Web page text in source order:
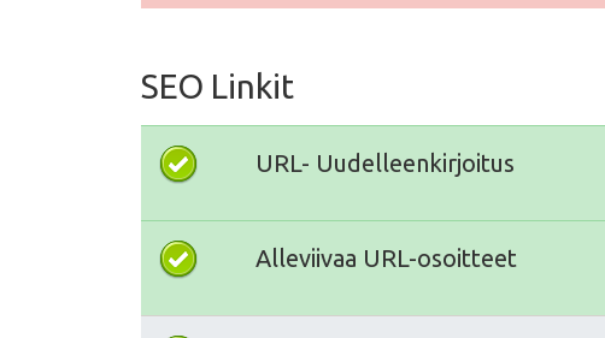
SEO Linkit
URL- Uudelleenkirjoitus
Alleviivaa URL-osoitteet